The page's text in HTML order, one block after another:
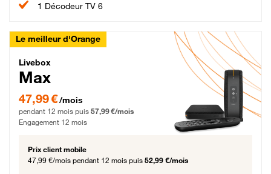
1 Décodeur TV 6
Le meilleur d'Orange
Livebox Max Fibre
Livebox
Max
47,99 € par mois pendant 12 mois puis 57,99 € par mois, Engagement 12 mois
47,99 €/mois
pendant 12 mois puis 57,99 €/mois
Engagement 12 mois
Prix client mobile
47,99 €/mois pendant 12 mois puis 52,99 €/mois